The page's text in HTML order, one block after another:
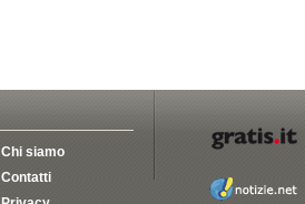
Chi siamo
Contatti